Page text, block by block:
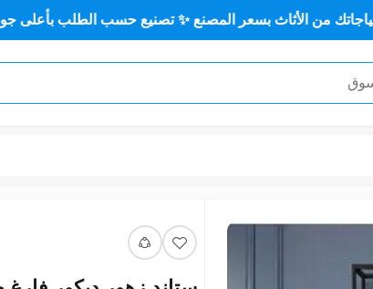
بسعر المصنع ✨ تصنيع حسب الطلب بأعلى جودة وأقل سعر